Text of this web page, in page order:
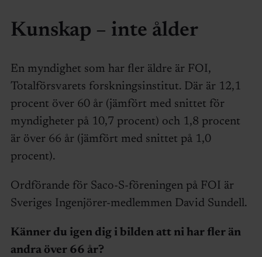
Kunskap – inte ålder
En myndighet som har fler äldre är FOI,
Totalförsvarets forskningsinstitut. Där är 12,1
procent över 60 år (jämfört med snittet för
myndigheter på 10,7 procent) och 1,8 procent
är över 66 år (jämfört med snittet på 1,0
procent).
Ordförande för Saco-S-föreningen på FOI är
Sveriges Ingenjörer-medlemmen David Sundell.
Känner du igen dig i bilden att ni har fler än
andra över 66 år?